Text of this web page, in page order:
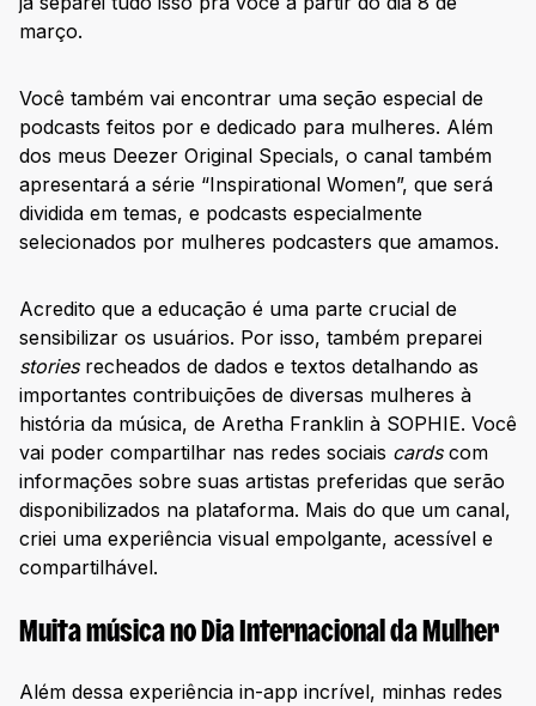
março.
Você também vai encontrar uma seção especial de
podcasts feitos por e dedicado para mulheres. Além
dos meus Deezer Original Specials, o canal também
apresentará a série “Inspirational Women”, que será
dividida em temas, e podcasts especialmente
selecionados por mulheres podcasters que amamos.
Acredito que a educação é uma parte crucial de
sensibilizar os usuários. Por isso, também preparei
stories recheados de dados e textos detalhando as
importantes contribuições de diversas mulheres à
história da música, de Aretha Franklin à SOPHIE. Você
vai poder compartilhar nas redes sociais cardscom
informações sobre suas artistas preferidas que serão
disponibilizados na plataforma. Mais do que um canal,
criei uma experiência visual empolgante, acessível e
compartilhável.
Muita música no Dia Internacional da Mulher
Além dessa experiência in-app incrível, minhas redes